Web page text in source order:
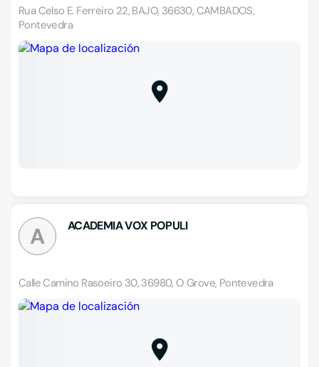
Rua Celso E. Ferreiro 22, BAJO, 36630, CAMBADOS,
Pontevedra
A ACADEMIA VOX POPULI
Calle Camino Rasoeiro 30, 36980, O Grove, Pontevedra